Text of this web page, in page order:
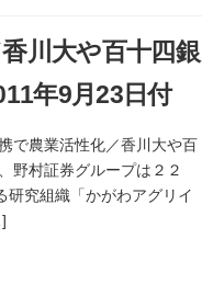
川大や百十四銀
年9月23日付
で農業活性化／香川大や百
村証券グループは２２
研究組織「かがわアグリイ